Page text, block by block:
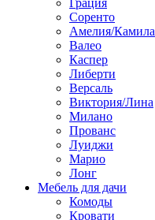
Грация
Соренто
Амелия/Камила
Валео
Каспер
Либерти
Версаль
Виктория/Лина
Милано
Прованс
Луиджи
Марио
Лонг
Мебель для дачи
Комоды
Кровати